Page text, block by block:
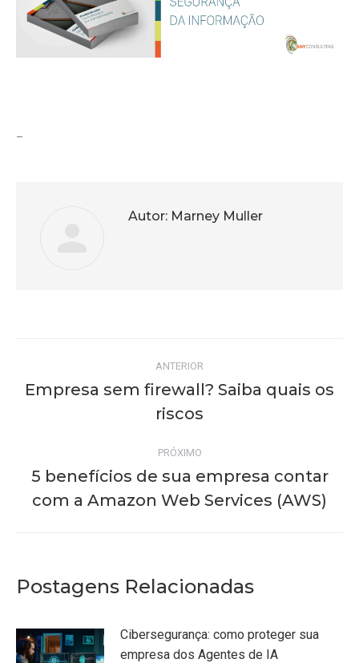
Autor: Marney Muller
Navegação
de
ANTERIOR
anterior:
Empresa sem firewall? Saiba quais os
riscos
PRÓXIMO
Próximo
post:
5 benefícios de sua empresa contar
com a Amazon Web Services (AWS)
Postagens Relacionadas
Cibersegurança: como proteger sua
empresa dos Agentes de IA